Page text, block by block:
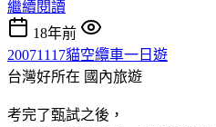
繼續閱讀
18年前
20071117貓空纜車一日遊
台灣好所在 國內旅遊
考完了甄試之後，